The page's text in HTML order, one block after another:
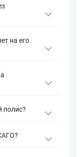
на его
полис?